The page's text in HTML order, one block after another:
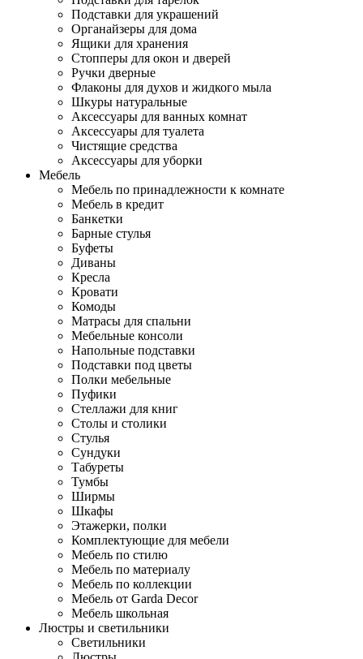
Подставки для украшений
Органайзеры для дома
Ящики для хранения
Стопперы для окон и дверей
Ручки дверные
Флаконы для духов и жидкого мыла
Шкуры натуральные
Аксессуары для ванных комнат
Аксессуары для туалета
Чистящие средства
Аксессуары для уборки
Мебель
Мебель по принадлежности к комнате
Мебель в кредит
Банкетки
Барные стулья
Буфеты
Диваны
Кресла
Кровати
Комоды
Матрасы для спальни
Мебельные консоли
Напольные подставки
Подставки под цветы
Полки мебельные
Пуфики
Стеллажи для книг
Столы и столики
Стулья
Сундуки
Табуреты
Тумбы
Ширмы
Шкафы
Этажерки, полки
Комплектующие для мебели
Мебель по стилю
Мебель по материалу
Мебель по коллекции
Мебель от Garda Decor
Мебель школьная
Люстры и светильники
Светильники